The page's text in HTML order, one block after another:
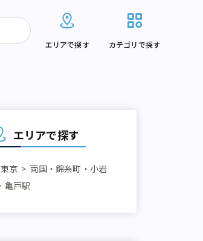
エリアで探す カテゴリで探す
エリアで探す
東京
両国・錦糸町・小岩
亀戸駅